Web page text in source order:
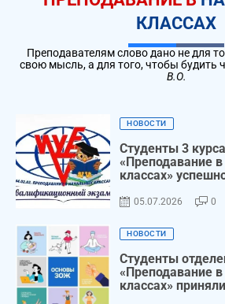
КЛАССАХ
Преподавателям слово дано не для
свою мысль, а для того, чтобы будить
В.О.
НОВОСТИ
Студенты 3
«Преподавание
классах»
05.07.2026 0
НОВОСТИ
Студенты
«Преподавание
классах»